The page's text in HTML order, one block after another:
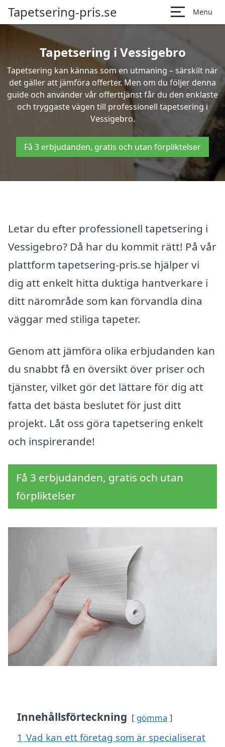
Tapetsering-pris.se Menu
Tapetsering i Vessigebro
Tapetsering kan kännas som en utmaning – särskilt när
det gäller att jämföra offerter. Men om du följer denna
guide och använder vår offerttjänst får du den enklaste
och tryggaste vägen till professionell tapetsering i
Vessigebro.
Få 3 erbjudanden, gratis och utan förpliktelser
Letar du efter professionell tapetsering i
Vessigebro? Då har du kommit rätt! På vår
plattform tapetsering-pris.se hjälper vi
dig att enkelt hitta duktiga hantverkare i
ditt närområde som kan förvandla dina
väggar med stiliga tapeter.
Genom att jämföra olika erbjudanden kan
du snabbt få en översikt över priser och
tjänster, vilket gör det lättare för dig att
fatta det bästa beslutet för just ditt
projekt. Låt oss göra tapetsering enkelt
och inspirerande!
Få 3 erbjudanden, gratis och utan
förpliktelser
Innehållsförteckning gömma
1 Vad kan ett företag som är specialiserat